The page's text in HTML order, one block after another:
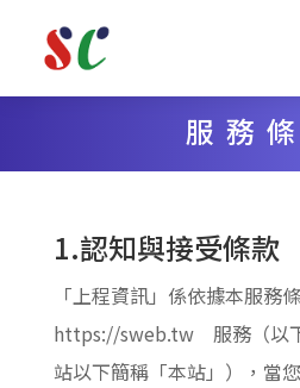
服務
1.認知與接受條款
「上程資訊」係依據本服務
https://sweb.tw 服務（以
站以下簡稱「本站」），當